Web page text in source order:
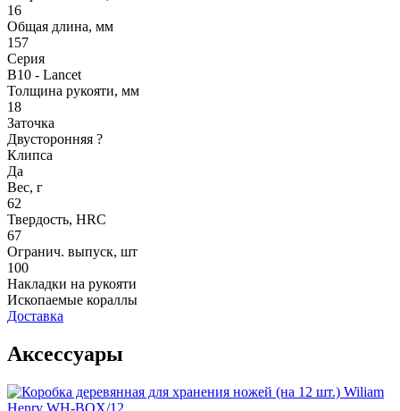
16
Общая длина, мм
157
Серия
B10 - Lancet
Толщина рукояти, мм
18
Заточка
Двусторонняя ?
Клипса
Да
Вес, г
62
Твердость, HRC
67
Огранич. выпуск, шт
100
Накладки на рукояти
Ископаемые кораллы
Доставка
Аксессуары